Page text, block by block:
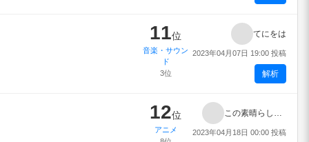
11位
音楽・サウン
ド
3位
てにをは
2023年04月07日 19:00 投稿
解析
12位
アニメ
この素晴らしい世界に爆焔を！
2023年04月18日 00:00 投稿